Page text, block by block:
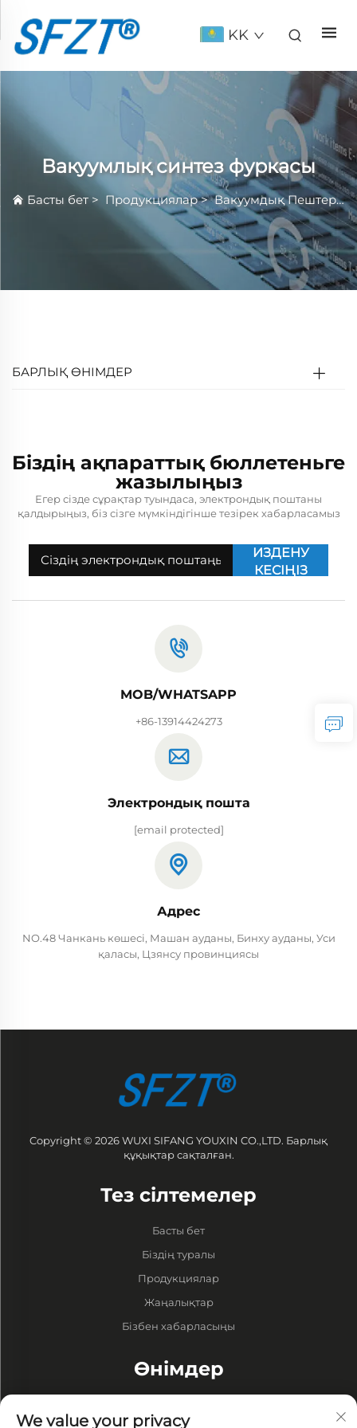
KK
Вакуумлық синтез фуркасы
Басты бет> Продукциялар>Вакуумдық Пештер>
БАРЛЫҚ ӨНІМДЕР
Біздің ақпараттық бюллетеньге
жазылыңыз
Егер сізде сұрақтар туындаса, электрондық поштаны
қалдырыңыз, біз сізге мүмкіндігінше тезірек хабарласамыз
ИЗДЕНУ
КЕСІҢІЗ
MOB/WHATSAPP
+86-13914424273
Электрондық пошта
[email protected]
Адрес
NO.48 Чанкань көшесі, Машан ауданы, Бинху ауданы, Уси
қаласы, Цзянсу провинциясы
Copyright © 2026 WUXI SIFANG YOUXIN CO.,LTD. Барлық
құқықтар сақталған.
Тез сілтемелер
Басты бет
Біздің туралы
Продукциялар
Жаңалықтар
Бізбен хабарласыңы
Өнімдер
We value your privacy